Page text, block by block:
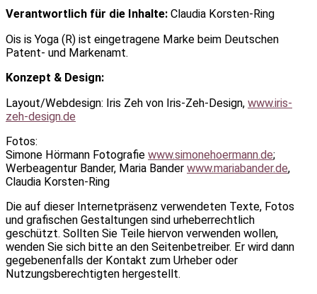
Verantwortlich für die Inhalte: Claudia Korsten-Ring
Ois is Yoga (R) ist eingetragene Marke beim Deutschen
Patent- und Markenamt.
Konzept & Design:
Layout/Webdesign: Iris Zeh von Iris-Zeh-Design, www.iris-
zeh-design.de
Fotos:
Simone Hörmann Fotografie www.simonehoermann.de;
Werbeagentur Bander, Maria Bander www.mariabander.de,
Claudia Korsten-Ring
Die auf dieser Internetpräsenz verwendeten Texte, Fotos
und grafischen Gestaltungen sind urheberrechtlich
geschützt. Sollten Sie Teile hiervon verwenden wollen,
wenden Sie sich bitte an den Seitenbetreiber. Er wird dann
gegebenenfalls der Kontakt zum Urheber oder
Nutzungsberechtigten hergestellt.